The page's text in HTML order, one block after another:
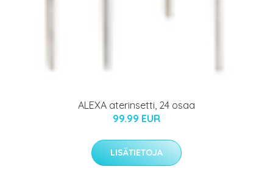
ALEXA aterinsetti, 24 osaa
99.99 EUR
LISÄTIETOJA